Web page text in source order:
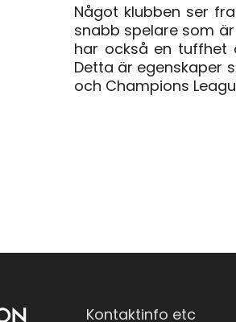
Något klubben ser
snabb spelare som
har också en
Detta är egenskaper
och Champions
Kontaktinfo etc